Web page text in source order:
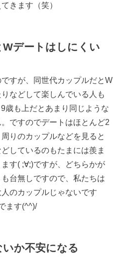
きます（笑）
Wデートはしにくい
すが、同世代カップルだとW
などして楽しんでいる人も
歳も上だとあまり同じような
ですのでデートはほとんど2
りのカップルなどを見ると
しているのもたまには羨ま
す( ;∀;)ですが、どちらかが
台無しですので、私たちは
のカップルじゃないです
ます(^^)/
か不安になる